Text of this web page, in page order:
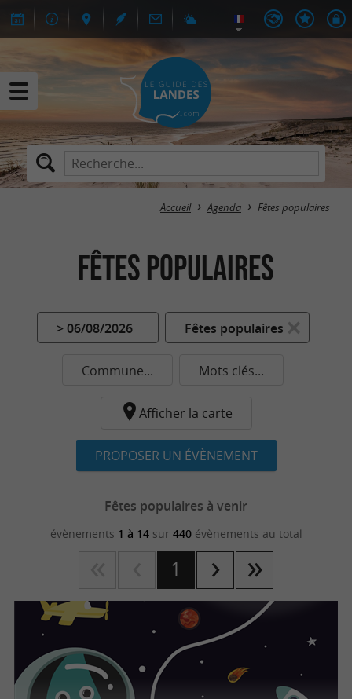
Accueil Agenda Fêtes populaires
Fêtes populaires
> 06/08/2026 Fêtes populaires
Commune... Mots clés...
Afficher la carte
PROPOSER UN ÉVÈNEMENT
Fêtes populaires à venir
évènements 1 à 14sur 440évènements au total
1